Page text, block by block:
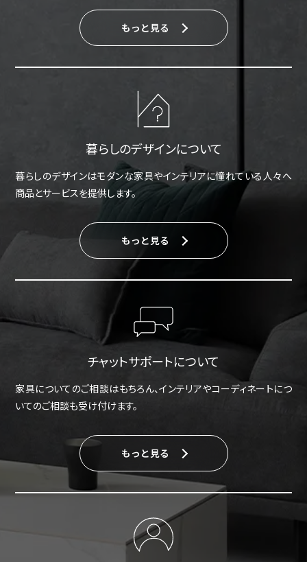
もっと見る
暮らしのデザインについて
暮らしのデザインはモダンな家具やインテリアに憧れている人々へ
商品とサービスを提供します。
もっと見る
チャットサポートについて
家具についてのご相談はもちろん、インテリアやコーディネートにつ
いてのご相談も受け付けます。
もっと見る